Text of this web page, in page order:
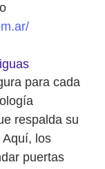
para cada
respalda su
Aquí, los
puertas